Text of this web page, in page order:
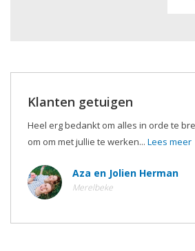
Klanten getuigen
Heel erg bedankt om alles in orde te
om om met jullie te werken... Lees meer
Aza en Jolien Herman
Merelbeke